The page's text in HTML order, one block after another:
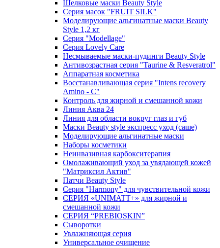
Шелковые маски Beauty Style
Серия масок "FRUIT SILK"
Моделирующие альгинатные маски Beauty
Style 1,2 кг
Серия "Modellage"
Cерия Lovely Care
Несмываемые маски-пудинги Beauty Style
Антивозрастная серия "Taurine & Resveratrol"
Аппаратная косметика
Восстанавливающая серия "Intens recovery
Amino - C"
Контроль для жирной и смешанной кожи
Линия Аква 24
Линия для области вокруг глаз и губ
Маски Beauty style экспресс уход (саше)
Моделирующие альгинатные маски
Наборы косметики
Неинвазивная карбокситерапия
Омолаживающий уход за увядающей кожей
"Матриксил Актив"
Патчи Beauty Style
Серия "Harmony" для чувствительной кожи
СЕРИЯ «UNIMATT+» для жирной и
смешанной кожи
СЕРИЯ “PREBIOSKIN”
Сыворотки
Увлажняющая серия
Универсальное очищение